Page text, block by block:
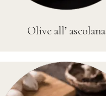
Olive all’ ascolana